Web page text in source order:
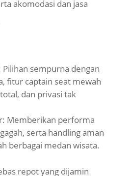
akomodasi dan jasa
sempurna dengan
fitur captain seat mewah
dan privasi tak
Memberikan performa
serta handling aman
berbagai medan wisata.
repot yang dijamin